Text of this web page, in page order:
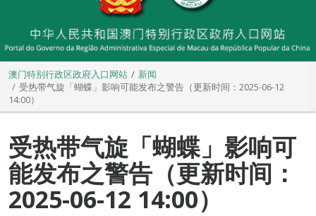
澳门特别行政区政府入口网站
新闻
受热带气旋「蝴蝶」影响可能发布之警告（更新时间：2025-06-12
14:00）
受热带气旋「蝴蝶」影响可
能发布之警告（更新时间：
2025-06-12 14:00）